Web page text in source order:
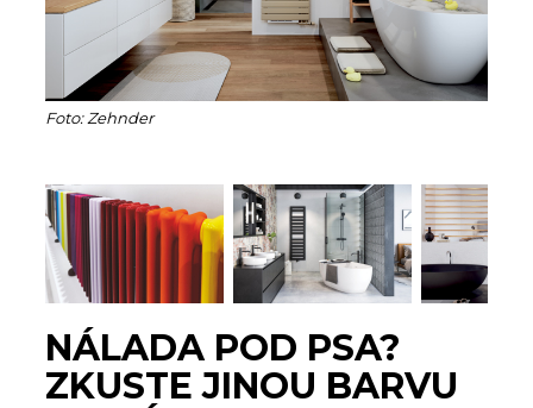
Foto: Zehnder
NÁLADA POD PSA?
ZKUSTE JINOU BARVU